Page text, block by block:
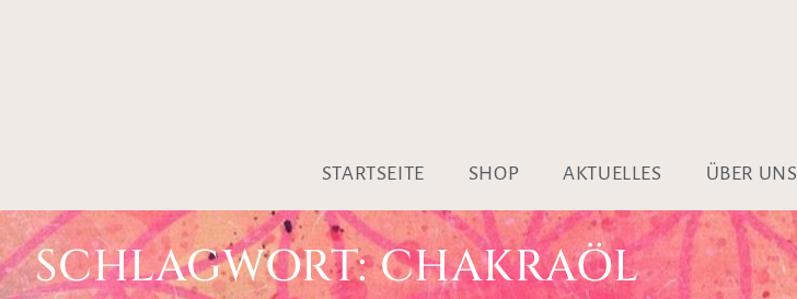
STARTSEITE SHOP AKTUELLES ÜBER UNS
SCHLAGWORT: CHAKRAÖL